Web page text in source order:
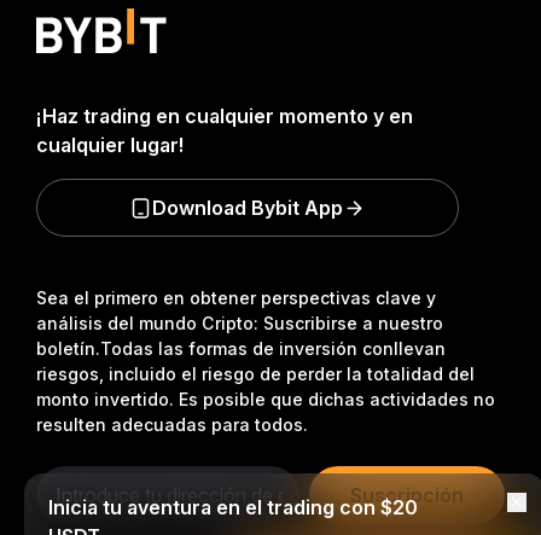
Sea el primero en obtener perspectivas clave y
análisis del mundo Cripto: Suscribirse a nuestro
boletín.Todas las formas de inversión conllevan
riesgos, incluido el riesgo de perder la totalidad del
monto invertido. Es posible que dichas actividades no
resulten adecuadas para todos.
Suscripción
¡Haz trading en cualquier momento y en
cualquier lugar!
Download Bybit App
Inicia tu aventura en el trading con $20